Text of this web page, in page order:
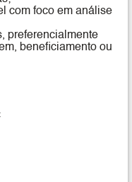
com foco em análise
preferencialmente
beneficiamento ou